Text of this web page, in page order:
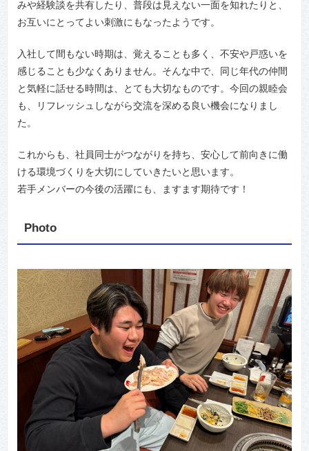
みや経験談を共有したり、普段は見えない一面を知れたりと、
お互いにとってよい刺激にもなったようです。
入社して間もない時期は、覚えることも多く、不安や戸惑いを
感じることも少なくありません。そんな中で、同じ年代の仲間
と気軽に話せる時間は、とても大切なものです。今回の親睦会
も、リフレッシュしながら交流を深める良い機会になりまし
た。
これからも、社員同士がつながりを持ち、安心して前向きに働
ける環境づくりを大切にしていきたいと思います。
若手メンバーの今後の活躍にも、ますます期待です！
Photo